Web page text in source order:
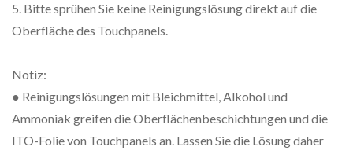
5. Bitte sprühen Sie keine Reinigungslösung direkt auf die
Oberfläche des Touchpanels.
Notiz:
● Reinigungslösungen mit Bleichmittel, Alkohol und
Ammoniak greifen die Oberflächenbeschichtungen und die
ITO-Folie von Touchpanels an. Lassen Sie die Lösung daher